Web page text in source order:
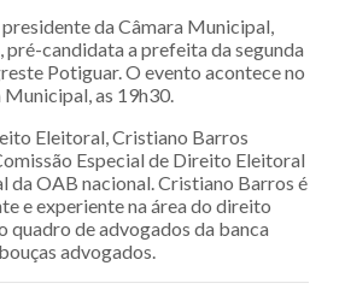
da Câmara Municipal,
pré-candidata a prefeita da segunda
Potiguar. O evento acontece no
as 19h30.
Eleitoral, Cristiano Barros
Especial de Direito Eleitoral
da OAB nacional. Cristiano Barros é
e experiente na área do direito
quadro de advogados da banca
advogados.